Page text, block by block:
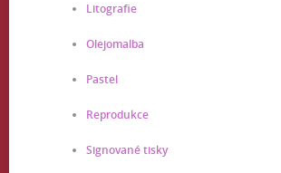
Litografie
Olejomalba
Pastel
Reprodukce
Signované tisky